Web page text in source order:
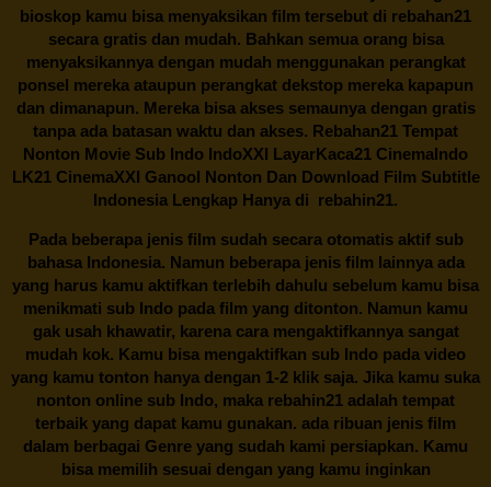
bioskop kamu bisa menyaksikan film tersebut di rebahan21
secara gratis dan mudah. Bahkan semua orang bisa
menyaksikannya dengan mudah menggunakan perangkat
ponsel mereka ataupun perangkat dekstop mereka kapapun
dan dimanapun. Mereka bisa akses semaunya dengan gratis
tanpa ada batasan waktu dan akses. Rebahan21 Tempat
Nonton Movie Sub Indo IndoXXI LayarKaca21 CinemaIndo
LK21 CinemaXXI Ganool Nonton Dan Download Film Subtitle
Indonesia Lengkap Hanya di rebahin21.
Pada beberapa jenis film sudah secara otomatis aktif sub
bahasa Indonesia. Namun beberapa jenis film lainnya ada
yang harus kamu aktifkan terlebih dahulu sebelum kamu bisa
menikmati sub Indo pada film yang ditonton. Namun kamu
gak usah khawatir, karena cara mengaktifkannya sangat
mudah kok. Kamu bisa mengaktifkan sub Indo pada video
yang kamu tonton hanya dengan 1-2 klik saja. Jika kamu suka
nonton online sub Indo, maka rebahin21 adalah tempat
terbaik yang dapat kamu gunakan. ada ribuan jenis film
dalam berbagai Genre yang sudah kami persiapkan. Kamu
bisa memilih sesuai dengan yang kamu inginkan